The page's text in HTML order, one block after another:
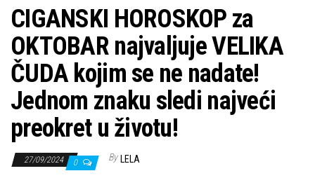
CIGANSKI HOROSKOP za
OKTOBAR najvaljuje VELIKA
ČUDA kojim se ne nadate!
Jednom znaku sledi najveći
preokret u životu!
27/09/2024 0 By LELA